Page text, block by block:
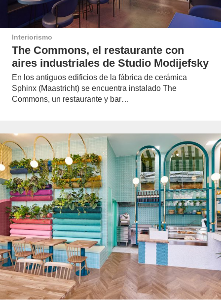
Interiorismo
The Commons, el restaurante con
aires industriales de Studio Modijefsky
En los antiguos edificios de la fábrica de cerámica
Sphinx (Maastricht) se encuentra instalado The
Commons, un restaurante y bar…